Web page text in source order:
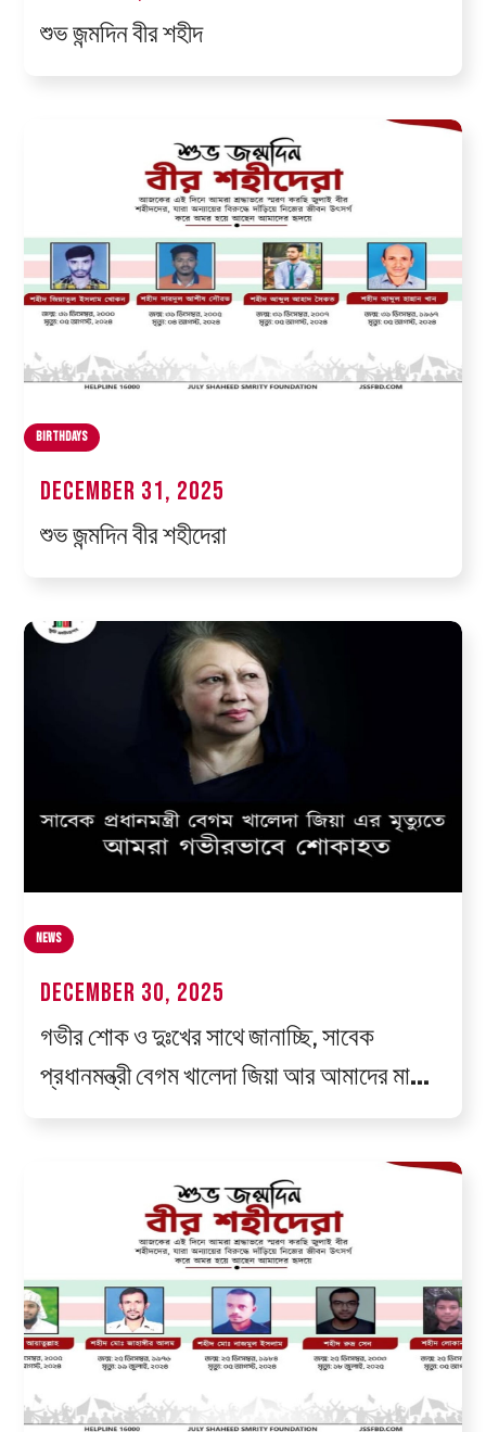
শুভ জন্মদিন বীর শহীদ
Birthdays
December 31, 2025
শুভ জন্মদিন বীর শহীদেরা
News
December 30, 2025
গভীর শোক ও দুঃখের সাথে জানাচ্ছি, সাবেক
প্রধানমন্ত্রী বেগম খালেদা জিয়া আর আমাদের মাঝে